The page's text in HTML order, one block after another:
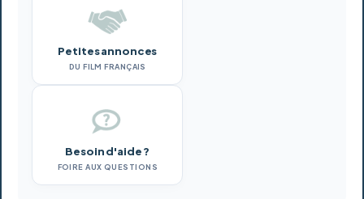
Petites annonces
DU FILM FRANÇAIS
Besoin d'aide ?
FOIRE AUX QUESTIONS